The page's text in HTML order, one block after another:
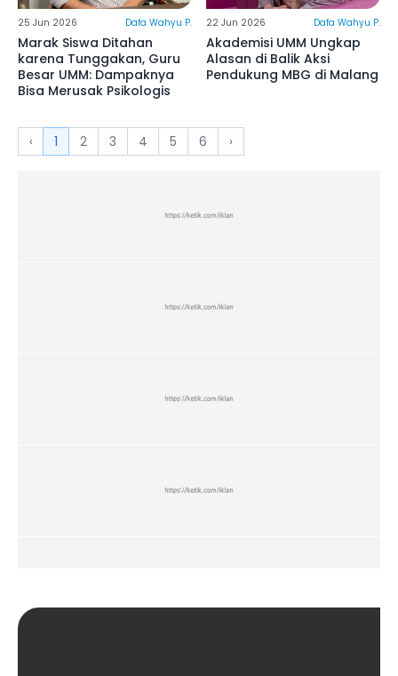
25 Jun 2026 Dafa Wahyu P.
Marak Siswa Ditahan
karena Tunggakan, Guru
Besar UMM: Dampaknya
Bisa Merusak Psikologis
22 Jun 2026 Dafa Wahyu P.
Akademisi UMM Ungkap
Alasan di Balik Aksi
Pendukung MBG di Malang
‹ 1 2 3 4 5 6 ›